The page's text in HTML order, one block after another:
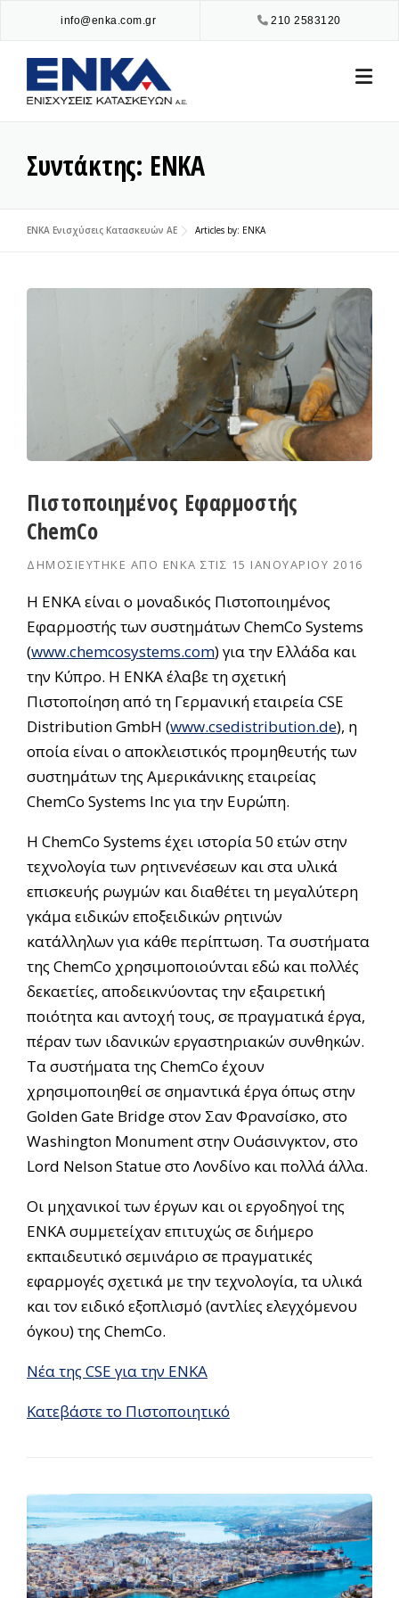
content
210 2583120
info@enka.com.gr
Συντάκτης: ΕΝΚΑ
ENKA Ενισχύσεις Κατασκευών ΑΕ Articles by: ΕΝΚΑ
Πιστοποιημένος Εφαρμοστής
ChemCo
ΔΗΜΟΣΙΕΎΤΗΚΕ ΑΠΌ ΕΝΚΑ ΣΤΙΣ 15 ΙΑΝΟΥΑΡΊΟΥ 2016
Η ΕΝΚΑ είναι ο μοναδικός Πιστοποιημένος
Εφαρμοστής των συστημάτων ChemCo Systems
(www.chemcosystems.com) για την Ελλάδα και
την Κύπρο. Η ΕΝΚΑ έλαβε τη σχετική
Πιστοποίηση από τη Γερμανική εταιρεία CSE
Distribution GmbH (www.csedistribution.de), η
οποία είναι ο αποκλειστικός προμηθευτής των
συστημάτων της Αμερικάνικης εταιρείας
ChemCo Systems Inc για την Ευρώπη.
Η ChemCo Systems έχει ιστορία 50 ετών στην
τεχνολογία των ρητινενέσεων και στα υλικά
επισκευής ρωγμών και διαθέτει τη μεγαλύτερη
γκάμα ειδικών εποξειδικών ρητινών
κατάλληλων για κάθε περίπτωση. Τα συστήματα
της ChemCo χρησιμοποιούνται εδώ και πολλές
δεκαετίες, αποδεικνύοντας την εξαιρετική
ποιότητα και αντοχή τους, σε πραγματικά έργα,
πέραν των ιδανικών εργαστηριακών συνθηκών.
Τα συστήματα της ChemCo έχουν
χρησιμοποιηθεί σε σημαντικά έργα όπως στην
Golden Gate Bridge στον Σαν Φρανσίσκο, στο
Washington Monument στην Ουάσινγκτον, στο
Lord Nelson Statue στο Λονδίνο και πολλά άλλα.
Οι μηχανικοί των έργων και οι εργοδηγοί της
ΕΝΚΑ συμμετείχαν επιτυχώς σε διήμερο
εκπαιδευτικό σεμινάριο σε πραγματικές
εφαρμογές σχετικά με την τεχνολογία, τα υλικά
και τον ειδικό εξοπλισμό (αντλίες ελεγχόμενου
όγκου) της ChemCo.
Νέα της CSE για την ΕΝΚΑ
Κατεβάστε το Πιστοποιητικό